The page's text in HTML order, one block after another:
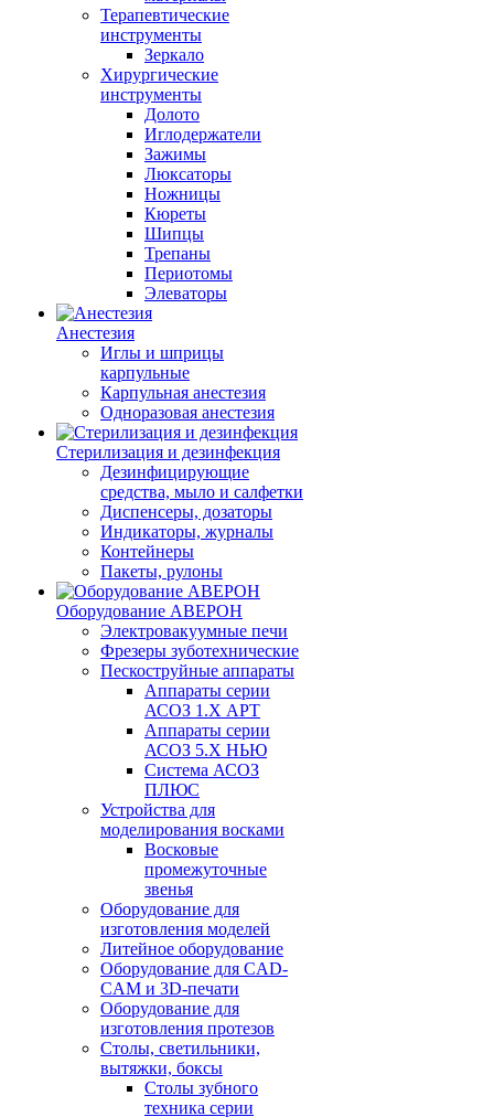
Терапевтические
инструменты
Зеркало
Хирургические
инструменты
Долото
Иглодержатели
Зажимы
Люксаторы
Ножницы
Кюреты
Шипцы
Трепаны
Периотомы
Элеваторы
Анестезия
Иглы и шприцы
карпульные
Карпульная анестезия
Одноразовая анестезия
Стерилизация и дезинфекция
Дезинфицирующие
средства, мыло и салфетки
Диспенсеры, дозаторы
Индикаторы, журналы
Контейнеры
Пакеты, рулоны
Оборудование АВЕРОН
Электровакуумные печи
Фрезеры зуботехнические
Пескоструйные аппараты
Аппараты серии
АСОЗ 1.Х АРТ
Аппараты серии
АСОЗ 5.Х НЬЮ
Система АСОЗ
ПЛЮС
Устройства для
моделирования восками
Восковые
промежуточные
звенья
Оборудование для
изготовления моделей
Литейное оборудование
Оборудование для CAD-
CAM и 3D-печати
Оборудование для
изготовления протезов
Cтолы, светильники,
вытяжки, боксы
Столы зубного
техника серии